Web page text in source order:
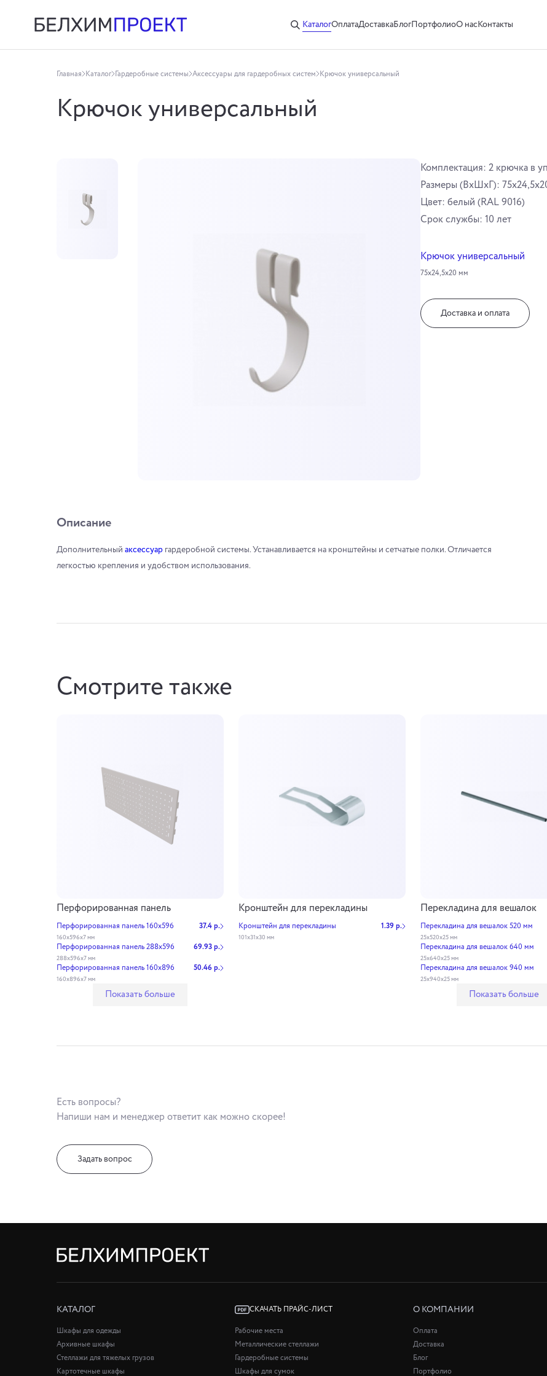
КаталогОплатаДоставкаБлогПортфолиоО насКонтакты
Главная Каталог Гардеробные системы Аксессуары для гардеробных систем Крючок универсальный
Крючок универсальный
Комплектация: 2 крючка в
Размеры (ВхШхГ):
Цвет: белый (RAL 9016)
Cрок службы: 10 лет
Крючок универсальный
75х24,5х20 мм
Доставка и оплата
Описание
Дополнительный аксессуар гардеробной системы. Устанавливается на кронштейны и сетчатые полки. Отличается
легкостью крепления и удобством использования.
Смотрите также
Перфорированная панель
Перфорированная панель 160х596 37.4 р.
160х596х7 мм
Перфорированная панель 288х596 69.93 р.
288х596х7 мм
Перфорированная панель 160х896 50.46 р.
160х896х7 мм
Показать больше
Кронштейн для перекладины
Кронштейн для перекладины 1.39 р.
101х31х30 мм
Перекладина для вешалок
Перекладина для вешалок 520 мм
25х520х25 мм
Перекладина для вешалок 640 мм
25х640х25 мм
Перекладина для вешалок 940 мм
25х940х25 мм
Показать больше
Есть вопросы?
Напиши нам и менеджер ответит как можно скорее!
Задать вопрос
КАТАЛОГ СКАЧАТЬ ПРАЙС-ЛИСТ
Шкафы для одежды
Архивные шкафы
Стеллажи для тяжелых грузов
Картотечные шкафы
Рабочие места
Металлические стеллажи
Гардеробные системы
Шкафы для сумок
О КОМПАНИИ
Оплата
Доставка
Блог
Портфолио